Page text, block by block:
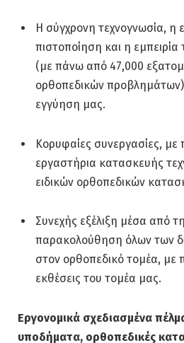
Η σύγχρονη τεχνογνωσία, η
πιστοποίηση και η
(με πάνω από 47,000
ορθοπεδικών
εγγύηση μας.
Κορυφαίες συνεργασίες, με
εργαστήρια κατασκευής
ειδικών ορθοπεδικών
Συνεχής εξέλιξη μέσα από
παρακολούθηση όλων των
στον ορθοπεδικό τομέα, με
εκθέσεις του τομέα μας.
Εργονομικά σχεδιασμένα
υποδήματα, ορθοπεδικές